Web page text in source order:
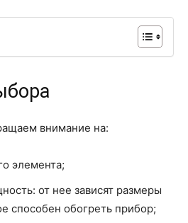
внимание на:
элемента;
от нее зависят размеры
способен обогреть прибор;